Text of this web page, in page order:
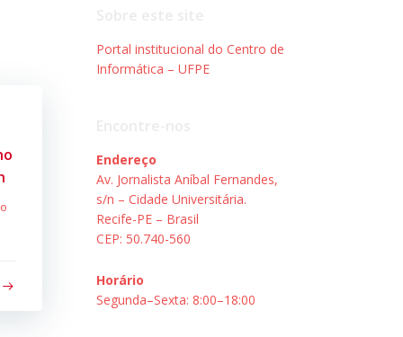
Portal institucional do Centro de
Informática – UFPE
Endereço
Av. Jornalista Aníbal Fernandes,
s/n – Cidade Universitária.
Recife-PE – Brasil
CEP: 50.740-560
Horário
Segunda–Sexta: 8:00–18:00